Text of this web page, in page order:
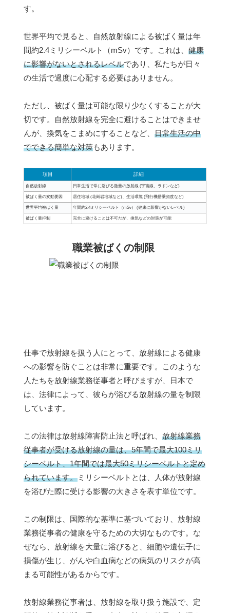
す。
世界平均で見ると、自然放射線による被ばく量は年
間約2.4ミリシーベルト（mSv）です。これは、 健康
に影響がないとされるレベルであり、私たちが日々
の生活で過度に心配する必要はありません。
ただし、被ばく量は可能な限り少なくすることが大
切です。自然放射線を完全に避けることはできませ
んが、換気をこまめにすることなど、 日常生活の中
でできる簡単な対策もあります。
項目 詳細
自然放射線 日常生活で常に浴びる微量の放射線 (宇宙線、ラドンなど)
被ばく量の変動要因 居住地域 (花崗岩地域など)、生活環境 (飛行機搭乗頻度など)
世界平均被ばく量 年間約2.4ミリシーベルト（mSv） (健康に影響がないレベル)
被ばく量抑制 完全に避けることは不可だが、換気などの対策が可能
職業被ばくの制限
仕事で放射線を扱う人にとって、放射線による健康
への影響を防ぐことは非常に重要です。このような
人たちを放射線業務従事者と呼びますが、日本で
は、法律によって、彼らが浴びる放射線の量を制限
しています。
この法律は放射線障害防止法と呼ばれ、 放射線業務
従事者が受ける放射線の量は、5年間で最大100ミリ
シーベルト、1年間では最大50ミリシーベルトと定め
られています。ミリシーベルトとは、人体が放射線
を浴びた際に受ける影響の大きさを表す単位です。
この制限は、国際的な基準に基づいており、放射線
業務従事者の健康を守るための大切なものです。な
ぜなら、放射線を大量に浴びると、細胞や遺伝子に
損傷が生じ、がんや白血病などの病気のリスクが高
まる可能性があるからです。
放射線業務従事者は、放射線を取り扱う施設で、定